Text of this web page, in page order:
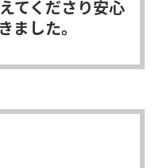
てくださり安心
ました。